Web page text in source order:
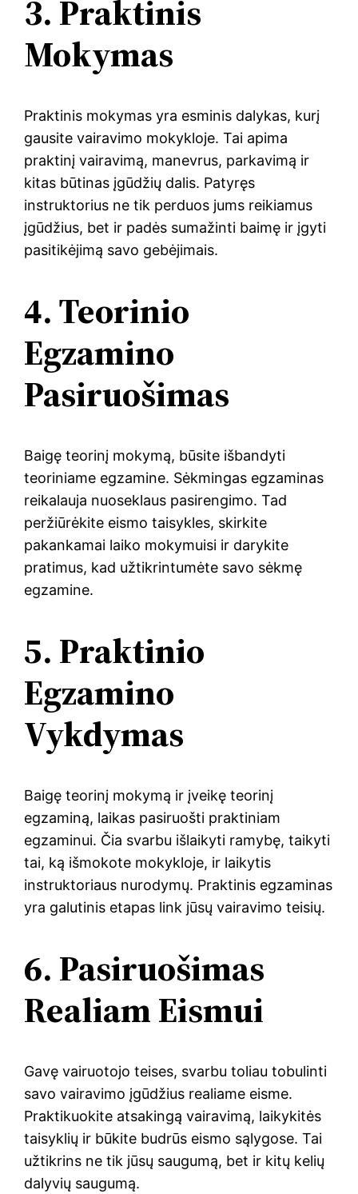
3. Praktinis
Mokymas
Praktinis mokymas yra esminis dalykas, kurį
gausite vairavimo mokykloje. Tai apima
praktinį vairavimą, manevrus, parkavimą ir
kitas būtinas įgūdžių dalis. Patyręs
instruktorius ne tik perduos jums reikiamus
įgūdžius, bet ir padės sumažinti baimę ir įgyti
pasitikėjimą savo gebėjimais.
4. Teorinio
Egzamino
Pasiruošimas
Baigę teorinį mokymą, būsite išbandyti
teoriniame egzamine. Sėkmingas egzaminas
reikalauja nuoseklaus pasirengimo. Tad
peržiūrėkite eismo taisykles, skirkite
pakankamai laiko mokymuisi ir darykite
pratimus, kad užtikrintumėte savo sėkmę
egzamine.
5. Praktinio
Egzamino
Vykdymas
Baigę teorinį mokymą ir įveikę teorinį
egzaminą, laikas pasiruošti praktiniam
egzaminui. Čia svarbu išlaikyti ramybę, taikyti
tai, ką išmokote mokykloje, ir laikytis
instruktoriaus nurodymų. Praktinis egzaminas
yra galutinis etapas link jūsų vairavimo teisių.
6. Pasiruošimas
Realiam Eismui
Gavę vairuotojo teises, svarbu toliau tobulinti
savo vairavimo įgūdžius realiame eisme.
Praktikuokite atsakingą vairavimą, laikykitės
taisyklių ir būkite budrūs eismo sąlygose. Tai
užtikrins ne tik jūsų saugumą, bet ir kitų kelių
dalyvių saugumą.